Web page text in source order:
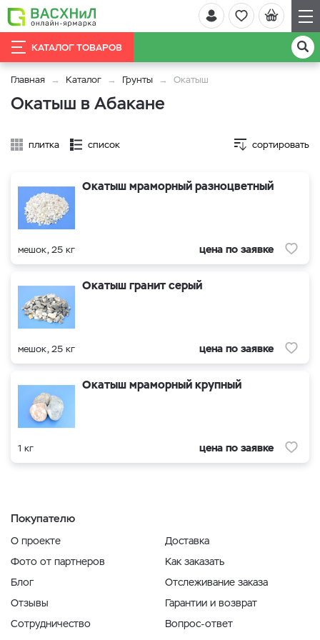
КАТАЛОГ ТОВАРОВ
Главная Каталог Грунты Окатыш
Окатыш в Абакане
плитка список сортировать
Окатыш мраморный разноцветный
мешок, 25 кг цена по заявке
Окатыш гранит серый
мешок, 25 кг цена по заявке
Окатыш мраморный крупный
1 кг цена по заявке
Покупателю
О проекте
Фото от партнеров
Блог
Отзывы
Сотрудничество
Доставка
Как заказать
Отслеживание заказа
Гарантии и возврат
Вопрос-ответ